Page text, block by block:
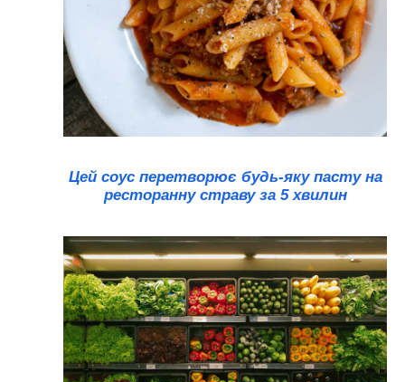
Цей соус перетворює будь-яку пасту на
ресторанну страву за 5 хвилин